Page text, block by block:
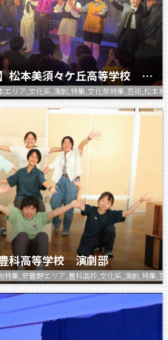
【2025文化祭特集】松本美須々ケ丘高等学校 第78回双蝶祭 演劇部
エリア,文化系,演劇,特集,文化祭特集,芸術,松本
科高等学校 演劇部
特集,安曇野エリア,豊科高校,文化系,演劇,特集,芸